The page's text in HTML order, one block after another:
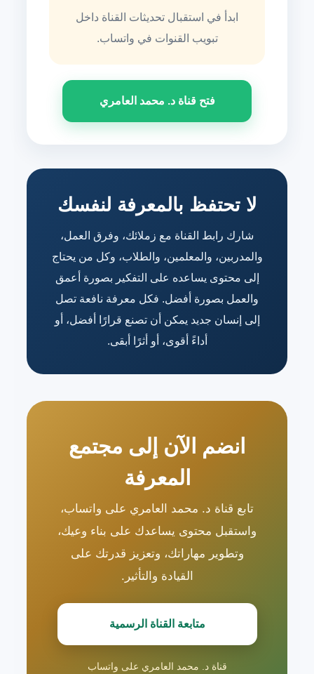
ابدأ في استقبال تحديثات القناة داخل
تبويب القنوات في واتساب.
فتح قناة د. محمد العامري
لا تحتفظ بالمعرفة لنفسك
شارك رابط القناة مع زملائك، وفرق العمل،
والمدربين، والمعلمين، والطلاب، وكل من يحتاج
إلى محتوى يساعده على التفكير بصورة أعمق
والعمل بصورة أفضل. فكل معرفة نافعة تصل
إلى إنسان جديد يمكن أن تصنع قرارًا أفضل، أو
أداءً أقوى، أو أثرًا أبقى.
انضم الآن إلى مجتمع
المعرفة
تابع قناة د. محمد العامري على واتساب،
واستقبل محتوى يساعدك على بناء وعيك،
وتطوير مهاراتك، وتعزيز قدرتك على
القيادة والتأثير.
متابعة القناة الرسمية
قناة د. محمد العامري على واتساب